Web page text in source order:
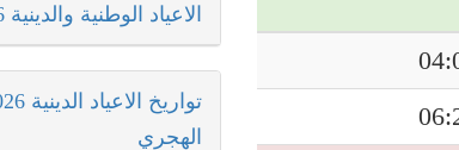
الاعياد الوطنية والدينية 2026
تواريخ الاعياد الدينية 2026
الهجري